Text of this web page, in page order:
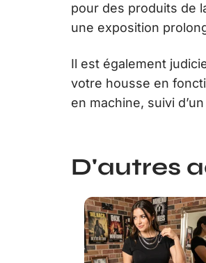
pour des produits de
une exposition
Il est également
votre housse en
en machine, suivi
D'autres